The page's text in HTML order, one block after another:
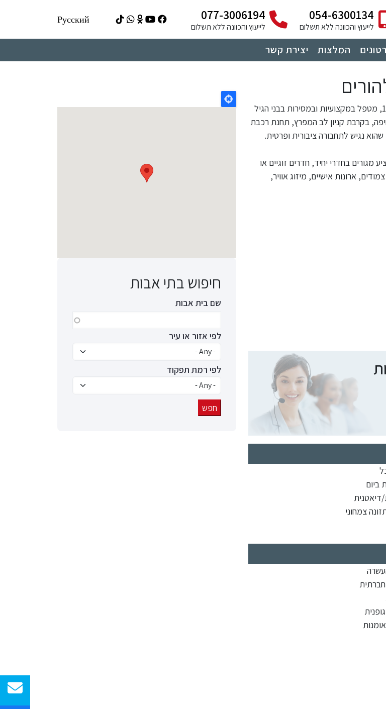
054-6300134
לייעוץ והכוונה ללא תשלום
077-3006194
לייעוץ והכוונה ללא תשלום
Русский
המלצות יצירת קשר
בחיפה. הבית הוקם בשנת 1998, מטפל במקצועיות ובמסירות בבני הגיל
בקרבת קניון לב המפרץ, תחנת רכבת
נגיש לתחבורה ציבורית ופרטית.
בחדרי יחיד, חדרים זוגיים או
ארונות אישיים, מיזוג אוויר,
דיאטנית
צמחוני
חיפוש בתי אבות
שם בית אבות
לפי אזור או עיר
לפי רמת תפקוד